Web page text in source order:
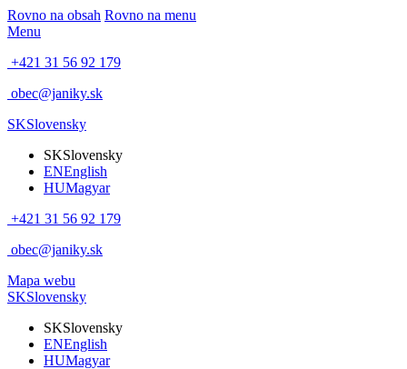
Rovno na obsah Rovno na menu
Menu
+421 31 56 92 179
obec@janiky.sk
SKSlovensky
SKSlovensky
ENEnglish
HUMagyar
+421 31 56 92 179
obec@janiky.sk
Mapa webu
SKSlovensky
SKSlovensky
ENEnglish
HUMagyar